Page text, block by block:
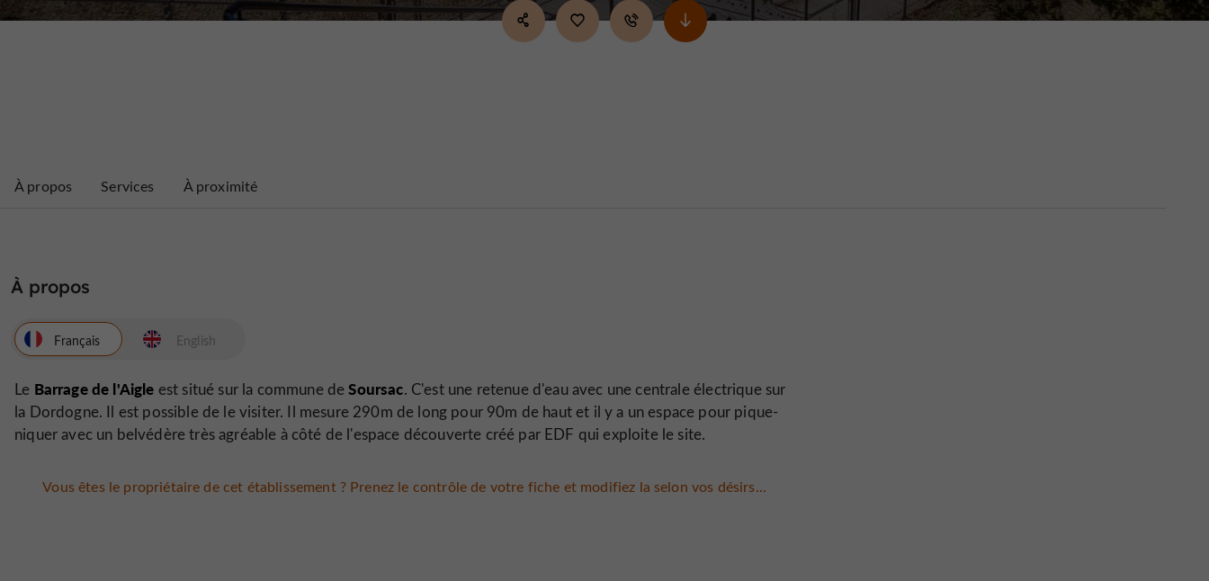
À propos Services À proximité
À propos
Français
Le Barrage de l'Aigle est situé sur la commune deSoursac. C'est une retenue d'eau avec une centrale électrique sur
la Dordogne. Il est possible de le visiter. Il mesure 290m de long pour 90m de haut et il y a un espace pour pique-
niquer avec un belvédère très agréable à côté de l'espace découverte créé par EDF qui exploite le site.
Vous êtes le propriétaire de cet établissement ? Prenez le contrôle de votre fiche et modifiez la selon vos désirs...
English